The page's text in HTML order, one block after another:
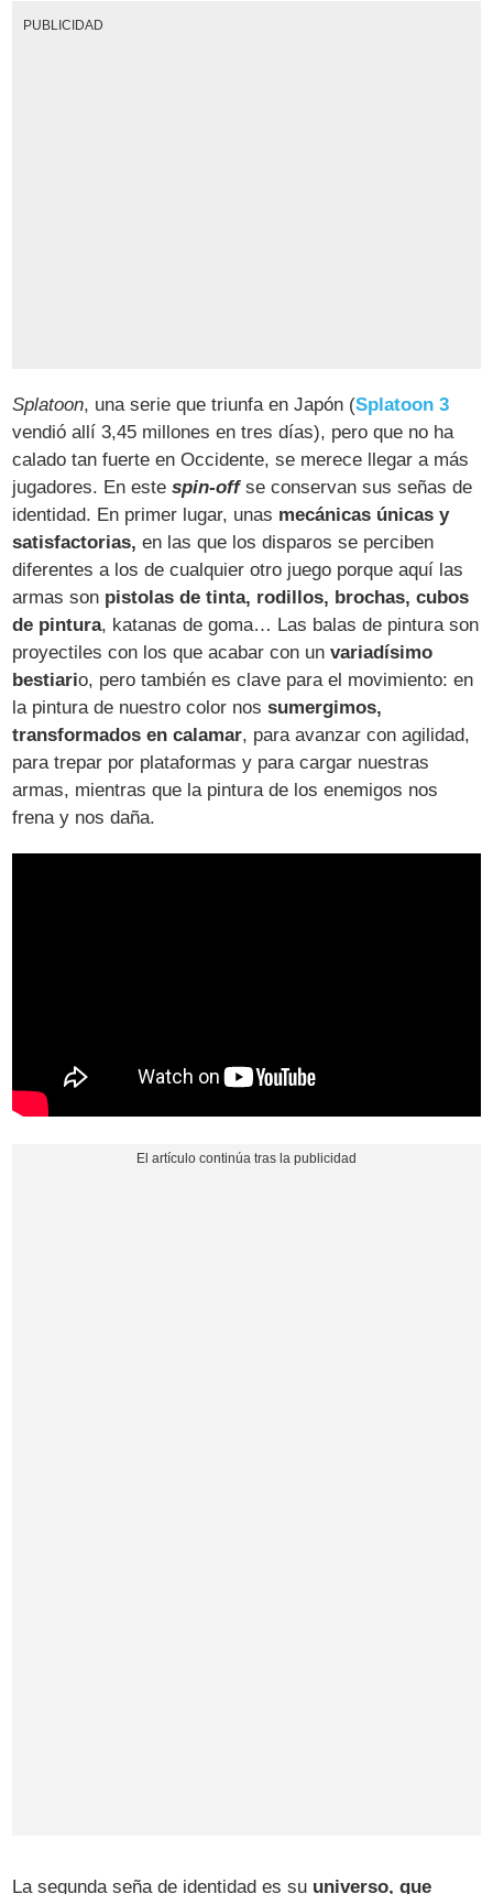
PUBLICIDAD
Splatoon, una serie que triunfa en Japón (Splatoon 3
vendió allí 3,45 millones en tres días), pero que no ha
calado tan fuerte en Occidente, se merece llegar a más
jugadores. En estespin-offse conservan sus señas de
identidad. En primer lugar, unas mecánicas únicas y
satisfactorias, en las que los disparos se perciben
diferentes a los de cualquier otro juego porque aquí las
armas son pistolas de tinta, rodillos, brochas, cubos
de pintura, katanas de goma… Las balas de pintura son
proyectiles con los que acabar con unvariadísimo
bestiario, pero también es clave para el movimiento: en
la pintura de nuestro color nossumergimos,
transformados en calamar, para avanzar con agilidad,
para trepar por plataformas y para cargar nuestras
armas, mientras que la pintura de los enemigos nos
frena y nos daña.
La segunda seña de identidad es su universo, que